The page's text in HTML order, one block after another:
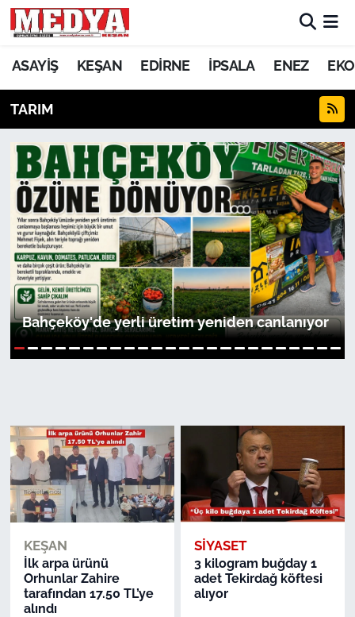
ASAYİŞ KEŞAN EDİRNE İPSALA ENEZ
TARIM
Bahçeköy'de yerli üretim yeniden canlanıyor
KEŞAN
İlk arpa ürünü
Orhunlar Zahire
tarafından 17.50 TL’ye
alındı
SİYASET
3 kilogram buğday 1
adet Tekirdağ köftesi
alıyor
KEŞAN
E-GAZETE
ASAYİŞ
SİYASET
GÜNDEM
EKONOMİ
SAĞLIK
EĞİTİM
KÜLTÜR SANAT
RESMİ İLAN
SPOR
YAŞAM
EDİRNE